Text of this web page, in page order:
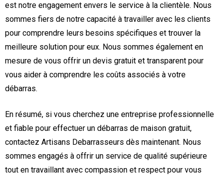
est notre engagement envers le service à la clientèle. Nous
sommes fiers de notre capacité à travailler avec les clients
pour comprendre leurs besoins spécifiques et trouver la
meilleure solution pour eux. Nous sommes également en
mesure de vous offrir un devis gratuit et transparent pour
vous aider à comprendre les coûts associés à votre
débarras.
En résumé, si vous cherchez une entreprise professionnelle
et fiable pour effectuer un débarras de maison gratuit,
contactez Artisans Debarrasseurs dès maintenant. Nous
sommes engagés à offrir un service de qualité supérieure
tout en travaillant avec compassion et respect pour vous